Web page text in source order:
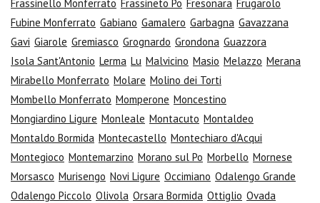
Frassinello Monferrato Frassineto Po Fresonara Frugarolo
Fubine Monferrato Gabiano Gamalero Garbagna Gavazzana
Gavi Giarole Gremiasco Grognardo Grondona Guazzora
Isola Sant'Antonio Lerma Lu Malvicino Masio Melazzo Merana
Mirabello Monferrato Molare Molino dei Torti
Mombello Monferrato Momperone Moncestino
Mongiardino Ligure Monleale Montacuto Montaldeo
Montaldo Bormida Montecastello Montechiaro d'Acqui
Montegioco Montemarzino Morano sul Po Morbello Mornese
Morsasco Murisengo Novi Ligure Occimiano Odalengo Grande
Odalengo Piccolo Olivola Orsara Bormida Ottiglio Ovada